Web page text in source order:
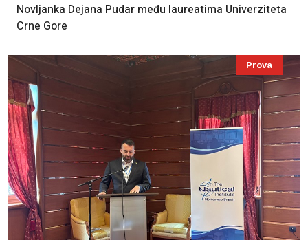
Novljanka Dejana Pudar među laureatima Univerziteta
Crne Gore
Prova